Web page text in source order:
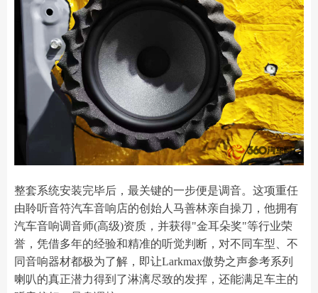
整套系统安装完毕后，最关键的一步便是调音。这项重任
由聆听音符汽车音响店的创始人马善林亲自操刀，他拥有
汽车音响调音师(高级)资质，并获得"金耳朵奖"等行业荣
誉，凭借多年的经验和精准的听觉判断，对不同车型、不
同音响器材都极为了解，即让Larkmax傲势之声参考系列
喇叭的真正潜力得到了淋漓尽致的发挥，还能满足车主的